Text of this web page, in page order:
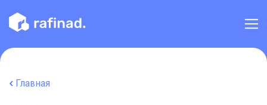
Главная